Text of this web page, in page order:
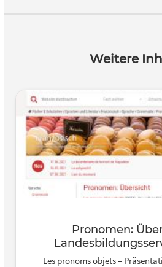
Weitere
Pronomen:
Les pronoms objets –